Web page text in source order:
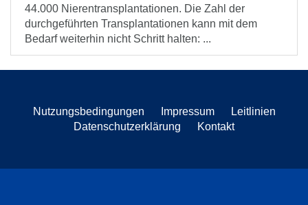
44.000 Nierentransplantationen. Die Zahl der
durchgeführten Transplantationen kann mit dem
Bedarf weiterhin nicht Schritt halten: ...
Nutzungsbedingungen Impressum
Leitlinien
Datenschutzerklärung
Kontakt